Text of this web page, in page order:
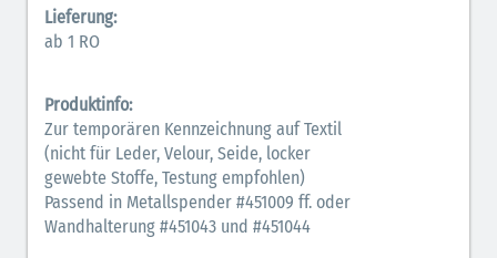
Lieferung:
ab 1 RO
Produktinfo:
Zur temporären Kennzeichnung auf Textil
(nicht für Leder, Velour, Seide, locker
gewebte Stoffe, Testung empfohlen)
Passend in Metallspender #451009 ff. oder
Wandhalterung #451043 und #451044